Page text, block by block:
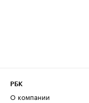
РБК
О компании